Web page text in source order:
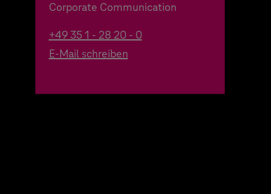
Corporate Communication
+49 35 1 - 28 20 - 0
E-Mail schreiben